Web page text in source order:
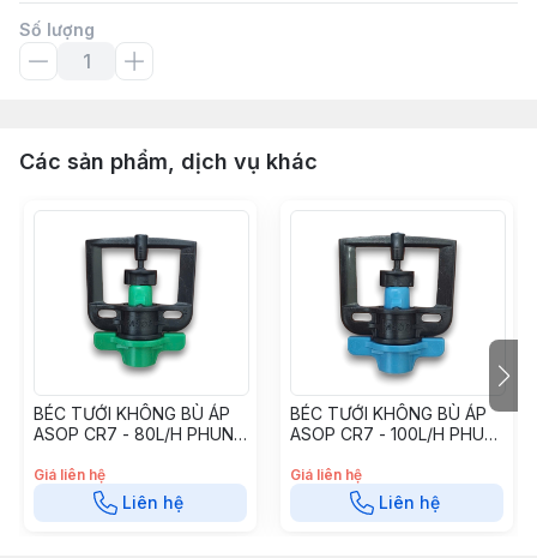
Số lượng
Các sản phẩm, dịch vụ khác
BÉC TƯỚI KHÔNG BÙ ÁP
ASOP CR7 - 80L/H PHUN
Giá liên hệ
Liên hệ
BÉC TƯỚI KHÔNG BÙ ÁP
ASOP CR7 - 100L/H PHUN
Giá liên hệ
Liên hệ